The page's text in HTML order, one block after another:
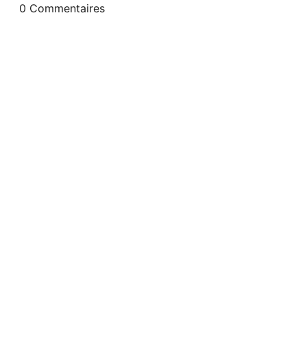
0 Commentaires